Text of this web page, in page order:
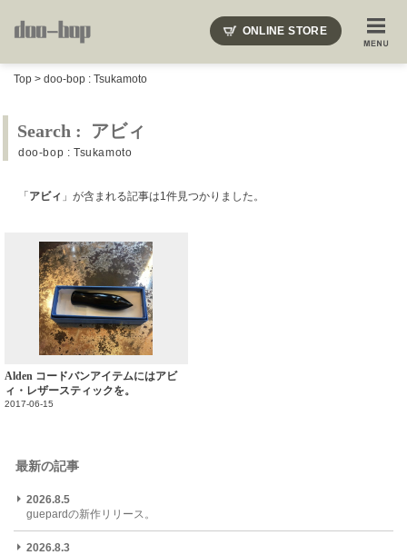
ONLINE STORE
Top > doo-bop : Tsukamoto
Search : アビィ
doo-bop : Tsukamoto
「 アビィ 」が含まれる記事は1件見つかりました。
Alden コードバンアイテムにはアビ
ィ・レザースティックを。
2017-06-15
最新の記事
2026.8.5
guepardの新作リリース。
2026.8.3